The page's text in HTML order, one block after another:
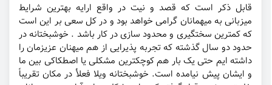
قابل ذکر است که قصد و نیت در واقع ارایه بهترین شرایط
میزبانی به میهمانان گرامی خواهد بود و در کل سعی بر این است
که کمترین سختگیری و محدود سازی در کار باشد . خوشبختانه در
حدود دو سال گذشته که تجربه پذیرایی از هم میهنان عزیزمان را
داشته ایم حتی یک بار هم کوچکترین مشکلی یا اصطکاکی بین ما
و ایشان پیش نیامده است. خوشبختانه ویلا فعلأ در مکان تقریباً